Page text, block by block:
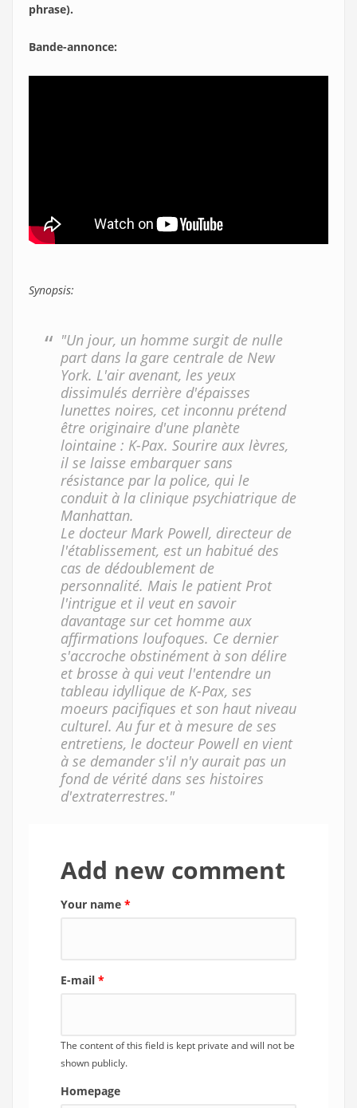
phrase).
Bande-annonce:
Synopsis:
"Un jour, un homme surgit de nulle
part dans la gare centrale de New
York. L'air avenant, les yeux
dissimulés derrière d'épaisses
lunettes noires, cet inconnu prétend
être originaire d'une planète
lointaine : K-Pax. Sourire aux lèvres,
il se laisse embarquer sans
résistance par la police, qui le
conduit à la clinique psychiatrique de
Manhattan.
Le docteur Mark Powell, directeur de
l'établissement, est un habitué des
cas de dédoublement de
personnalité. Mais le patient Prot
l'intrigue et il veut en savoir
davantage sur cet homme aux
affirmations loufoques. Ce dernier
s'accroche obstinément à son délire
et brosse à qui veut l'entendre un
tableau idyllique de K-Pax, ses
moeurs pacifiques et son haut niveau
culturel. Au fur et à mesure de ses
entretiens, le docteur Powell en vient
à se demander s'il n'y aurait pas un
fond de vérité dans ses histoires
d'extraterrestres."
Add new comment
Your name *
E-mail *
The content of this field is kept private and will not be
shown publicly.
Homepage